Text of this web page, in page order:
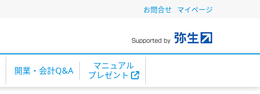
マイページ
お問合せ
開業・会計Q&A
マニュアル
プレゼント